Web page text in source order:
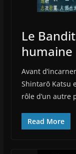
Le
humaine
Avant
Shintarō Katsu
rôle d’un autre
Read More